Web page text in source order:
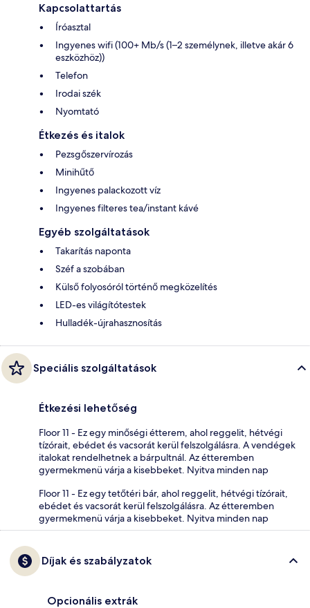
Kapcsolattartás
Íróasztal
Ingyenes wifi (100+ Mb/s (1–2 személynek, illetve akár 6
eszközhöz))
Telefon
Irodai szék
Nyomtató
Étkezés és italok
Pezsgőszervírozás
Minihűtő
Ingyenes palackozott víz
Ingyenes filteres tea/instant kávé
Egyéb szolgáltatások
Takarítás naponta
Széf a szobában
Külső folyosóról történő megközelítés
LED-es világítótestek
Hulladék-újrahasznosítás
Speciális szolgáltatások
Étkezési lehetőség
Floor 11 - Ez egy minőségi étterem, ahol reggelit, hétvégi
tízórait, ebédet és vacsorát kerül felszolgálásra. A vendégek
italokat rendelhetnek a bárpultnál. Az étteremben
gyermekmenü várja a kisebbeket. Nyitva minden nap
Floor 11 - Ez egy tetőtéri bár, ahol reggelit, hétvégi tízórait,
ebédet és vacsorát kerül felszolgálásra. Az étteremben
gyermekmenü várja a kisebbeket. Nyitva minden nap
Díjak és szabályzatok
Opcionális extrák